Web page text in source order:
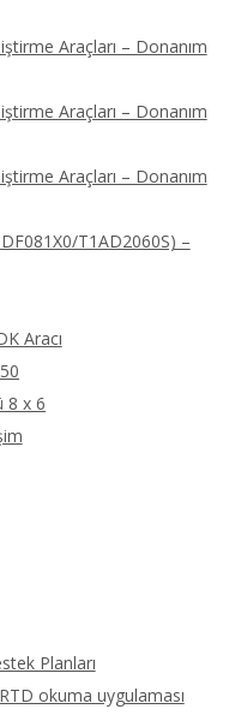
Araçları – Donanım
Araçları – Donanım
Araçları – Donanım
T1AD2060S) –
Aracı
8 x 6
Planları
okuma uygulaması